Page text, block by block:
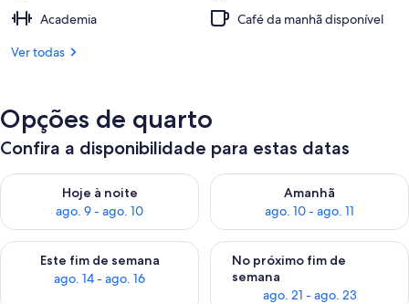
Academia
Café da manhã disponível
Ver todas
Opções de quarto
Confira a disponibilidade para estas datas
Hoje à noite
ago. 9 - ago. 10
Verifica a disponibilidade para esta noite, ago. 9 - ago. 10
Amanhã
ago. 10 - ago. 11
Verifica a disponibilidade
Este fim de semana
ago. 14 - ago. 16
Verifica a disponibilidade para este fim de semana, ago. 14 -
No próximo fim de
semana
ago. 21 - ago. 23
Verifica a disponibilidade